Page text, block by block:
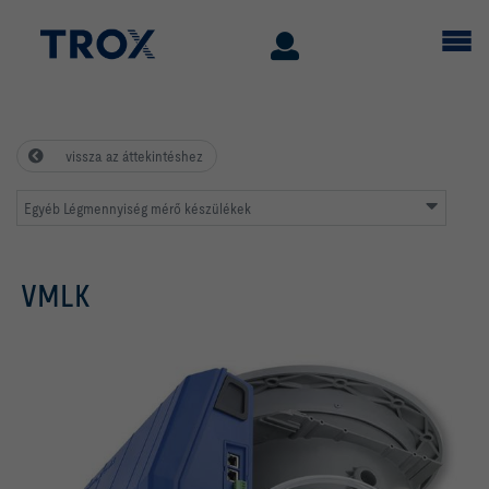
vissza az áttekintéshez
Egyéb Légmennyiség mérő készülékek
VMLK